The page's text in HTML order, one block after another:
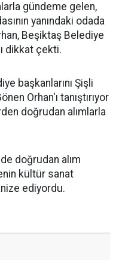
gündeme gelen,
yanındaki odada
Beşiktaş Belediye
dikkat çekti.
başkanlarını Şişli
Orhan'ı tanıştırıyor
doğrudan alımlarla
doğrudan alım
kültür sanat
ediyordu.